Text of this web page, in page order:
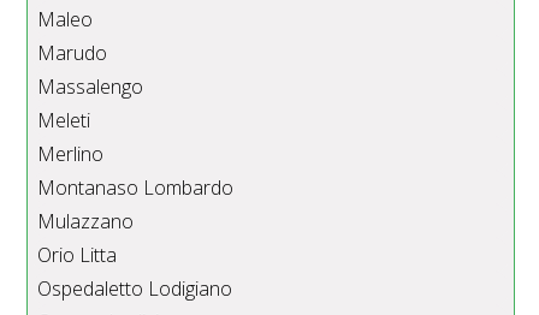
Maleo
Marudo
Massalengo
Meleti
Merlino
Montanaso Lombardo
Mulazzano
Orio Litta
Ospedaletto Lodigiano